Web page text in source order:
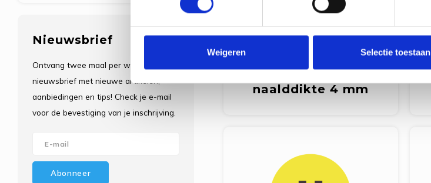
Weigeren Selectie toestaan
Nieuwsbrief
Ontvang twee maal per week de
nieuwsbrief met nieuwe artikelen,
aanbiedingen en tips! Check je e-mail
voor de bevestiging van je inschrijving.
Abonneer
Sokkenwol -
naalddikte 4 mm